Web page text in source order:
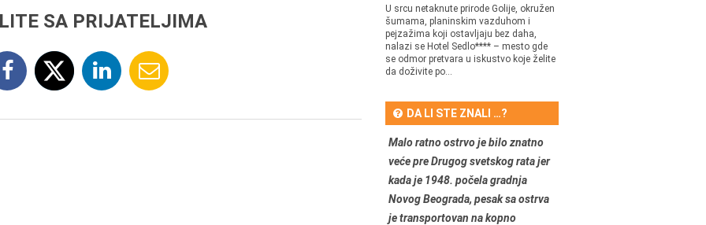
SA PRIJATELJIMA
U srcu netaknute prirode Golije, okružen
šumama, planinskim vazduhom i
pejzažima koji ostavljaju bez daha,
nalazi se Hotel Sedlo**** – mesto gde
se odmor pretvara u iskustvo koje želite
da doživite po...
DA LI STE ZNALI …?
Malo ratno ostrvo je bilo znatno
veće pre Drugog svetskog rata jer
kada je 1948. počela gradnja
Novog Beograda, pesak sa ostrva
je transportovan na kopno